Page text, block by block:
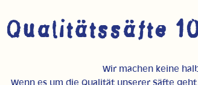
Qualitätssäfte
Wir machen keine
Wenn es um die Qualität unserer Säfte